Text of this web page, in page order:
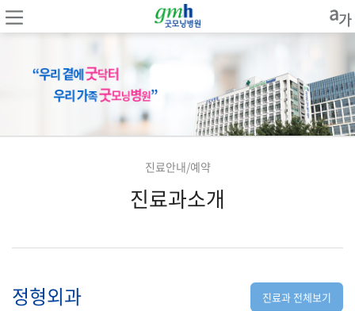
진료안내/예약
진료과소개
진료과 전체보기
정형외과